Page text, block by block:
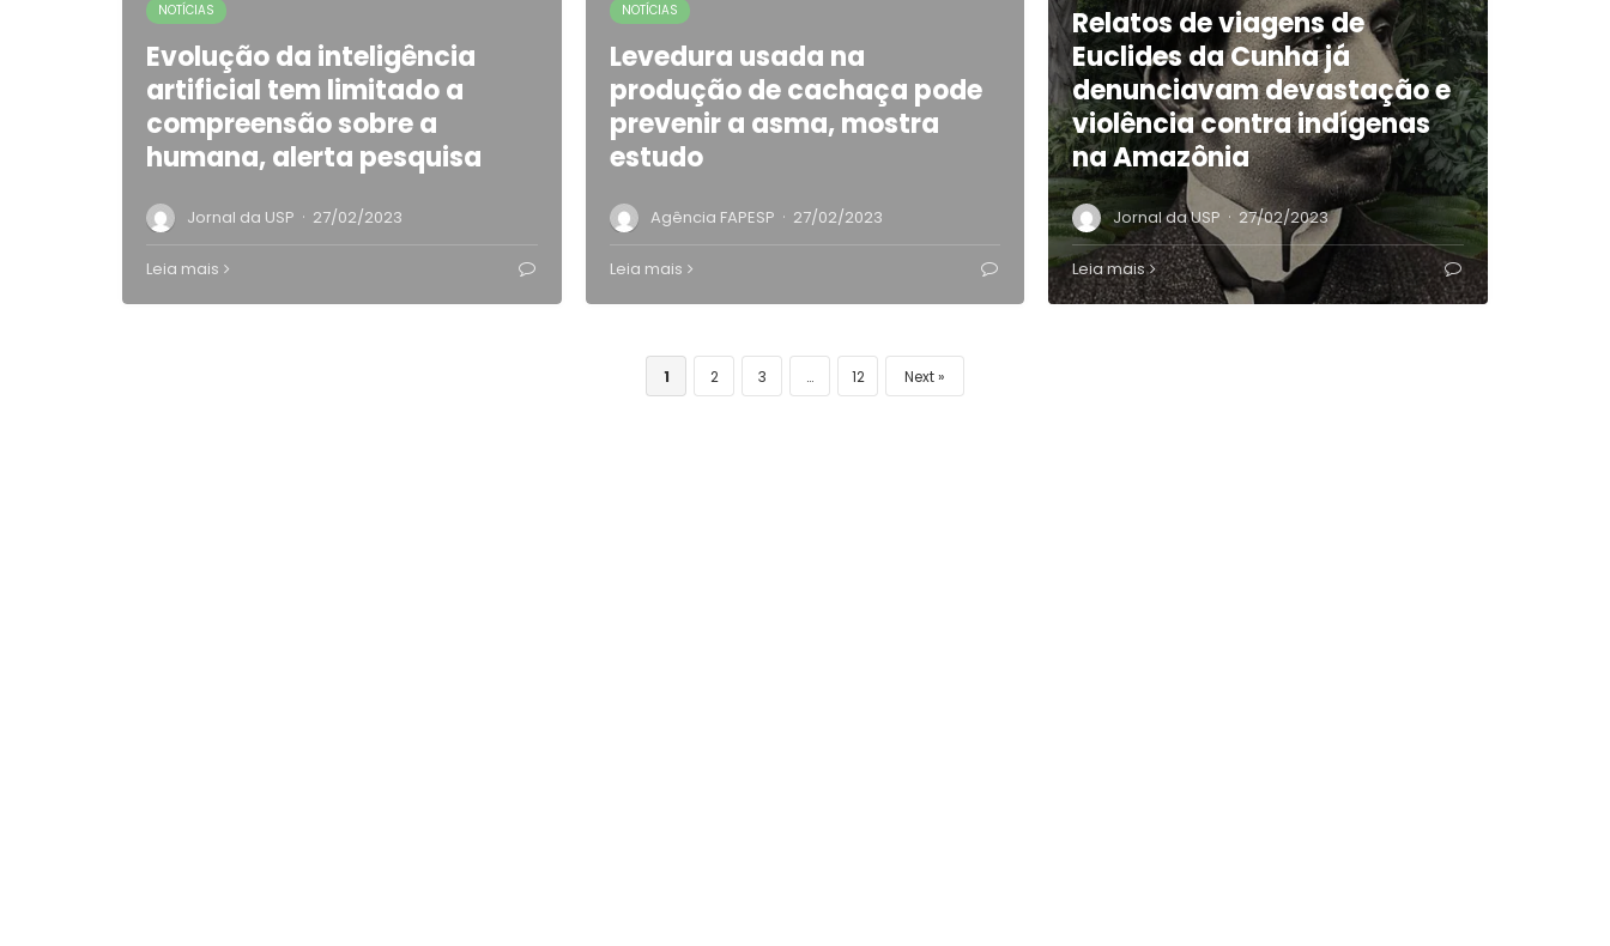
NOTÍCIAS
Evolução da inteligência
artificial tem limitado a
compreensão sobre a
humana, alerta pesquisa
Jornal da USP · 27/02/2023
Leia mais
NOTÍCIAS
Levedura usada na
produção de cachaça pode
prevenir a asma, mostra
estudo
Agência FAPESP · 27/02/2023
Leia mais
Relatos de viagens de
Euclides da Cunha já
denunciavam devastação e
violência contra indígenas
na Amazônia
Jornal da USP · 27/02/2023
Leia mais
1 2 3 … 12 Next